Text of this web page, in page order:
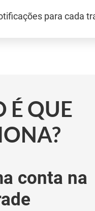
para cada
É QUE
conta na